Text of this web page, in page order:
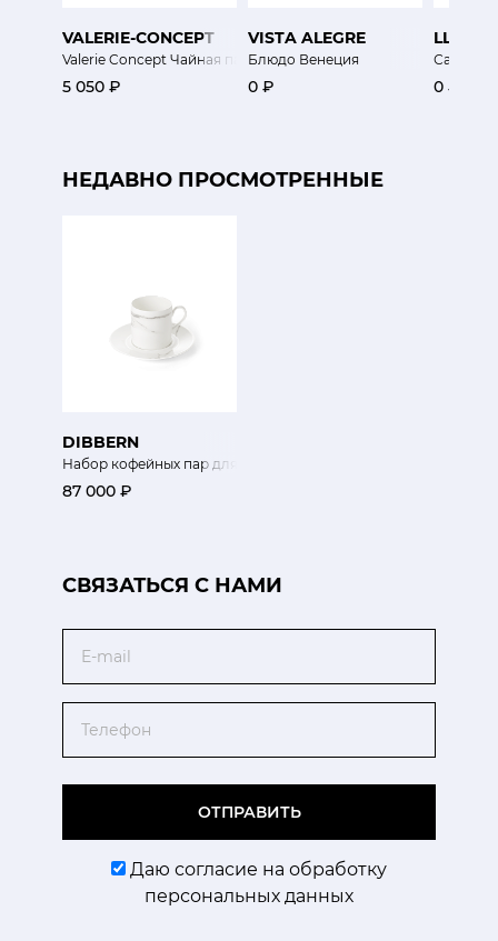
VALERIE-CONCEPT
Valerie Concept Чайная пара Экзо
5 050 ₽
VISTA ALEGRE
Блюдо Венеция
0 ₽ 0 ₽
НЕДАВНО ПРОСМОТРЕННЫЕ
DIBBERN
Набор кофейных пар для эспрессо 0,1 л Каррара
87 000 ₽
CВЯЗАТЬСЯ С НАМИ
ОТПРАВИТЬ
Даю согласие на обработку
персональных данных